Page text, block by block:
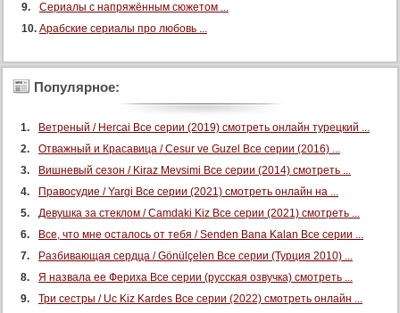
Сериалы с напряжённым сюжетом ...
Арабские сериалы про любовь ...
Популярное:
Ветреный / Hercai Все серии (2019) смотреть онлайн турецкий ...
Отважный и Красавица / Cesur ve Guzel Все серии (2016) ...
Вишневый сезон / Kiraz Mevsimi Все серии (2014) смотреть ...
Правосудие / Yargi Все серии (2021) смотреть онлайн на ...
Девушка за стеклом / Camdaki Kiz Все серии (2021) смотреть ...
Все, что мне осталось от тебя / Senden Bana Kalan Все серии ...
Разбивающая сердца / Gönülçelen Все серии (Турция 2010) ...
Я назвала ее Фериха Все серии (русская озвучка) смотреть ...
Три сестры / Uc Kiz Kardes Все серии (2022) смотреть онлайн ...